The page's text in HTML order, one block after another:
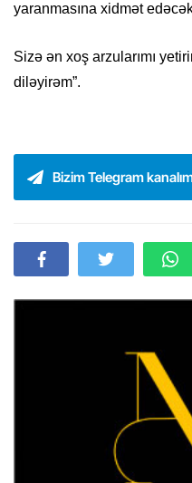
yaranmasına xidmət
Sizə ən xoş arzularımı
diləyirəm”.
Bizim Telegram